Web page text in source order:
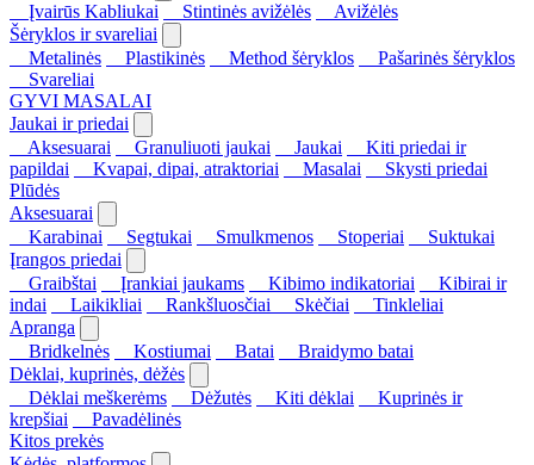
Įvairūs Kabliukai
Stintinės avižėlės
Avižėlės
Šėryklos ir svareliai
Metalinės
Plastikinės Method šėryklos
Pašarinės šėryklos
Svareliai
GYVI MASALAI
Jaukai ir priedai
Aksesuarai
Granuliuoti jaukai Jaukai
Kiti priedai ir
papildai
Kvapai, dipai, atraktoriai Masalai
Skysti priedai
Plūdės
Aksesuarai
Karabinai
Segtukai Smulkmenos Stoperiai
Suktukai
Įrangos priedai
Graibštai
Įrankiai jaukams Kibimo indikatoriai
Kibirai ir
indai
Laikikliai Rankšluosčiai Skėčiai
Tinkleliai
Apranga
Bridkelnės
Kostiumai Batai
Braidymo batai
Dėklai, kuprinės, dėžės
Dėklai meškerėms
Dėžutės Kiti dėklai
Kuprinės ir
krepšiai
Pavadėlinės
Kitos prekės